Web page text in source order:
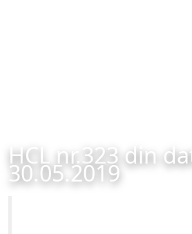
HCL nr.323 din
30.05.2019